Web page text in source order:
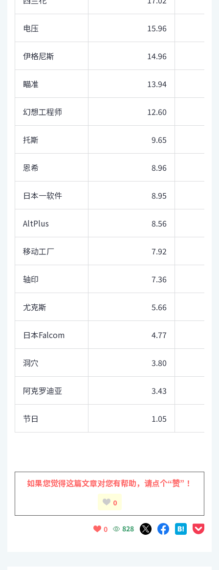
电压 15.96
伊格尼斯 14.96
瞄准 13.94
幻想工程师 12.60
托斯 9.65
恩希 8.96
日本一软件 8.95
AltPlus 8.56
移动工厂 7.92
轴印 7.36
尤克斯 5.66
日本Falcom 4.77
洞穴 3.80
阿克罗迪亚 3.43
节日 1.05
如果您觉得这篇文章对您有帮助， 请点个“赞”！
0
0 828